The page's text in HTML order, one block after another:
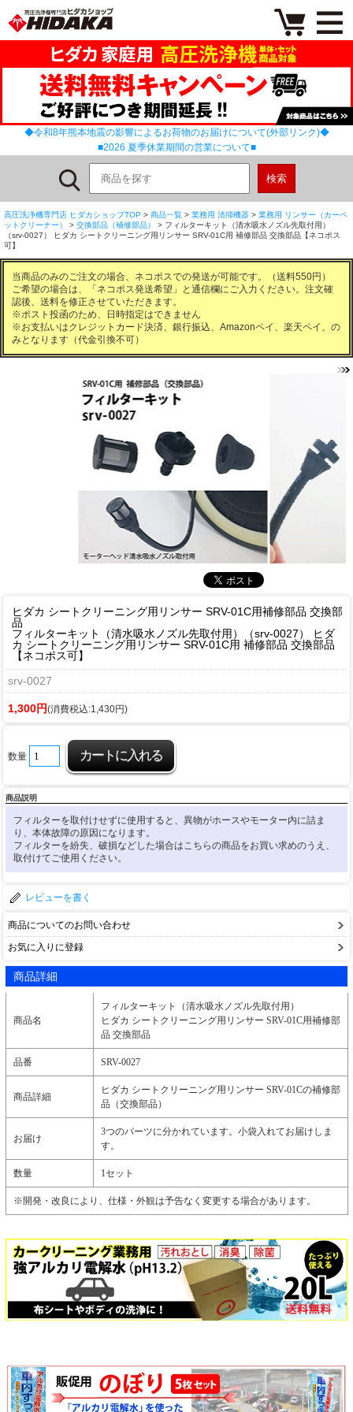
◆令和8年熊本地震の影響によるお荷物のお届けについて(外部リンク)◆
■2026 夏季休業期間の営業について■
高圧洗浄機専門店 ヒダカショップTOP > 商品一覧 > 業務用 清掃機器 > 業務用 リンサー（カーペ
ットクリーナー）
> 交換部品（補修部品）
> フィルターキット（清水吸水ノズル先取付用）
（srv-0027） ヒダカ シートクリーニング用リンサー SRV-01C用 補修部品 交換部品【ネコポス
可】
当商品のみのご注文の場合、ネコポスでの発送が可能です。（送料550円）
ご希望の場合は、
「ネコポス発送希望」
と通信欄にご入力ください。注文確
認後、送料を修正させていただきます。
※ポスト投函のため、日時指定はできません
※お支払いはクレジットカード決済、銀行振込、Amazonペイ、楽天ペイ、の
みとなります（代金引換不可）
ヒダカ シートクリーニング用リンサー SRV-01C用補修部品 交換部
品
フィルターキット（清水吸水ノズル先取付用）（srv-0027） ヒダ
カ シートクリーニング用リンサー SRV-01C用 補修部品 交換部品
【ネコポス可】
srv-0027
1,300円(消費税込:1,430円)
数量
商品説明
フィルターを取付けせずに使用すると、異物がホースやモーター内に詰ま
り、本体故障の原因になります。
フィルターを紛失、破損などした場合はこちらの商品をお買い求めのうえ、
取付けてご使用ください。
レビューを書く
商品についてのお問い合わせ
お気に入りに登録
商品詳細
商品名
フィルターキット（清水吸水ノズル先取付用）
ヒダカ シートクリーニング用リンサー SRV-01C用補修部
品 交換部品
品番 SRV-0027
商品詳細
ヒダカ シートクリーニング用リンサー SRV-01Cの補修部
品（交換部品）
お届け
3つのパーツに分かれています。小袋入れてお届けしま
す。
数量 1セット
※開発・改良により、仕様・外観は予告なく変更する場合があります。